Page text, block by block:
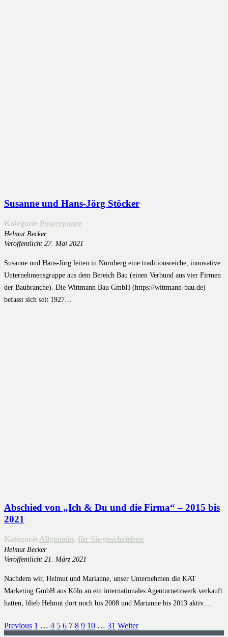
Susanne und Hans-Jörg Stöcker
Kategorie Powerpaare
Helmut Becker
Veröffentlicht 27. Mai 2021
Susanne und Hans-Jörg leiten in Nürnberg eine traditionsreiche, innovative
Unternehmensgruppe aus dem Bereich Bau (einen Verbund aus vier Firmen
der Baubranche). Die Wittmann Bau GmbH (https://wittmann-bau.de)
befasst sich seit 1927…
Abschied von „Ich & Du und die Firma“ – 2015 bis
2021
Kategorie Allgemein, für Sie geschrieben
Helmut Becker
Veröffentlicht 21. März 2021
Nachdem wir, Helmut und Marianne, unser Unternehmen die KAT
Marketing GmbH aus Köln an ein internationales Agenturnetzwerk verkauft
hatten, blieb Helmut dort noch bis 2008 und Marianne bis 2013 aktiv.…
Previous 1 … 4 5 6 7 8 9 10 … 31 Weiter